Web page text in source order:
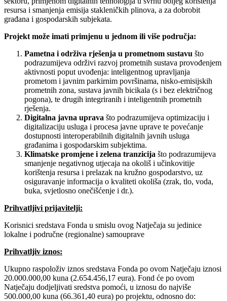
resursa i smanjenja emisija stakleničkih plinova, a za dobrobit
građana i gospodarskih subjekata.
Projekt može imati primjenu u jednom ili više područja:
Pametna i održiva rješenja u prometnom sustavu što
podrazumijeva održivi razvoj prometnih sustava provođenjem
aktivnosti poput uvođenja: inteligentnog upravljanja
prometom i javnim parkirnim površinama, nisko-emisijskih
prometnih zona, sustava javnih bicikala (s i bez električnog
pogona), te drugih integriranih i inteligentnih prometnih
rješenja.
Digitalna javna uprava što podrazumijeva optimizaciju i
digitalizaciju usluga i procesa javne uprave te povećanje
dostupnosti interoperabilnih digitalnih javnih usluga
građanima i gospodarskim subjektima.
Klimatske promjene i zelena tranzicija što podrazumijeva
smanjenje negativnog utjecaja na okoliš i učinkovitije
korištenja resursa i prelazak na kružno gospodarstvo, uz
osiguravanje informacija o kvaliteti okoliša (zrak, tlo, voda,
buka, svjetlosno onečišćenje i dr.).
Prihvatljivi prijavitelji:
Korisnici sredstava Fonda u smislu ovog Natječaja su jedinice
lokalne i područne (regionalne) samouprave
Prihvatljiv iznos:
Ukupno raspoloživ iznos sredstava Fonda po ovom Natječaju iznosi
20.000.000,00 kuna (2.654.456,17 eura). Fond će po ovom
Natječaju dodjeljivati sredstva pomoći, u iznosu do najviše
500.000,00 kuna (66.361,40 eura) po projektu, odnosno do: